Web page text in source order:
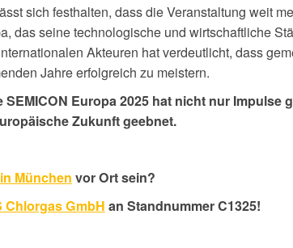
sich festhalten, dass die Veranstaltung weit
das seine technologische und wirtschaftliche
Akteuren hat verdeutlicht, dass
Jahre erfolgreich zu meistern.
Europa 2025 hat nicht nur Impulse
Zukunft geebnet.
München vor Ort sein?
Chlorgas GmbH an Standnummer C1325!